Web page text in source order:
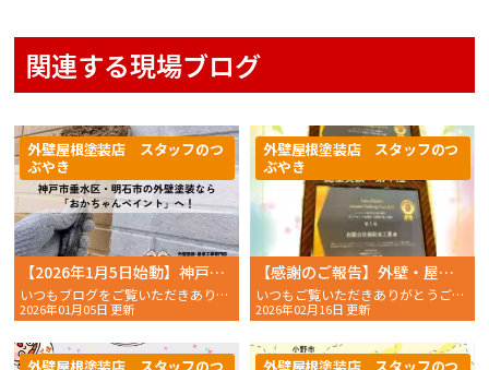
関連する現場ブログ
【2026年1月5日始動】神戸市垂水区・明石市の外壁塗装なら「グーグル口コミ高評価のおかちゃんペイント」へ！
いつもブログをご覧いただきありがとうございます！神戸市垂水区・明石市を中心に、地域密着で外壁塗装・……
2026年01月05日 更新
外壁屋根塗装店 スタッフのつ
ぶやき
【感謝のご報告】外壁・屋根塗装アステックペイント施工実績兵庫県第1位｜おかちゃんペイント
いつもご覧いただきありがとうございます。おかちゃんペイントのスタッフSです。この度、屋根塗装・外……
2026年02月16日 更新
外壁屋根塗装店 スタッフのつ
ぶやき